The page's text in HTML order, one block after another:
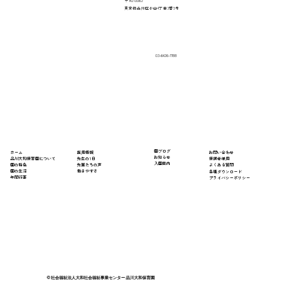
© 社会福祉法人大和社会福祉事業センター 品川大和保育園
​お問い合わせ
保護者様用
よくある質問
​各種ダウンロード
プライバシーポリシー
​園ブログ
お知らせ
入園案内
採用情報
先生の1日
先輩たちの声
働きやすさ
ホーム
​品川大和保育園について
園の特色
園の生活
年間行事
東京都品川区小山4丁目3番9号
03-6426-7788